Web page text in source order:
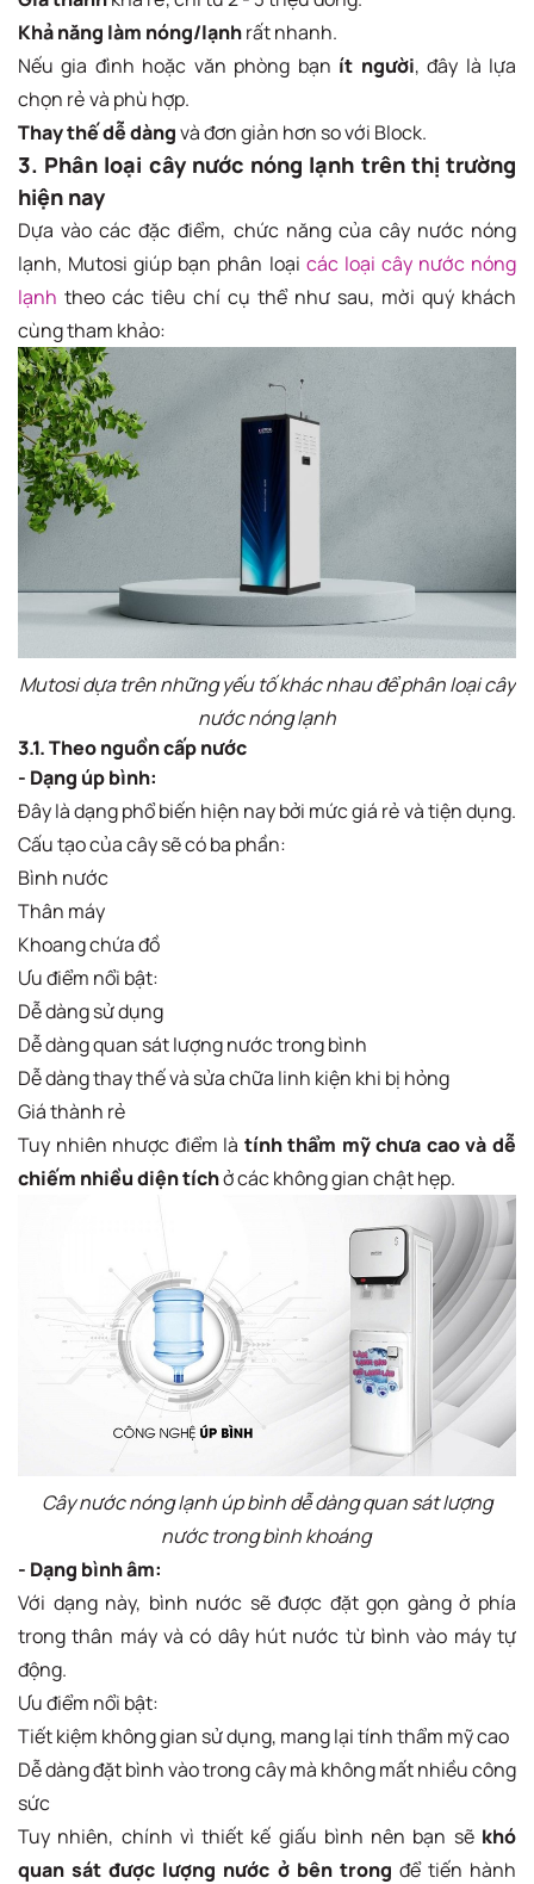
Khả năng làm nóng/lạnhrất nhanh.
Nếu gia đình hoặc văn phòng bạn ít người, đây là lựa
chọn rẻ và phù hợp.
Thay thế dễ dàngvà đơn giản hơn so với Block.
3. Phân loại cây nước nóng lạnh trên thị trường
hiện nay
Dựa vào các đặc điểm, chức năng của cây nước nóng
lạnh, Mutosi giúp bạn phân loại các loại cây nước nóng
lạnh theo các tiêu chí cụ thể như sau, mời quý khách
cùng tham khảo:
Mutosi dựa trên những yếu tố khác nhau để phân loại cây
nước nóng lạnh
3.1. Theo nguồn cấp nước
- Dạng úp bình:
Đây là dạng phổ biến hiện nay bởi mức giá rẻ và tiện dụng.
Cấu tạo của cây sẽ có ba phần:
Bình nước
Thân máy
Khoang chứa đồ
Ưu điểm nổi bật:
Dễ dàng sử dụng
Dễ dàng quan sát lượng nước trong bình
Dễ dàng thay thế và sửa chữa linh kiện khi bị hỏng
Giá thành rẻ
Tuy nhiên nhược điểm là tính thẩm mỹ chưa cao và dễ
chiếm nhiều diện tíchở các không gian chật hẹp.
Cây nước nóng lạnh úp bình dễ dàng quan sát lượng
nước trong bình khoáng
- Dạng bình âm:
Với dạng này, bình nước sẽ được đặt gọn gàng ở phía
trong thân máy và có dây hút nước từ bình vào máy tự
động.
Ưu điểm nổi bật:
Tiết kiệm không gian sử dụng, mang lại tính thẩm mỹ cao
Dễ dàng đặt bình vào trong cây mà không mất nhiều công
sức
Tuy nhiên, chính vì thiết kế giấu bình nên bạn sẽ khó
quan sát được lượng nước ở bên trong để tiến hành